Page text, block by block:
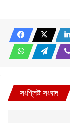
সংশ্লিষ্ট সংবাদ